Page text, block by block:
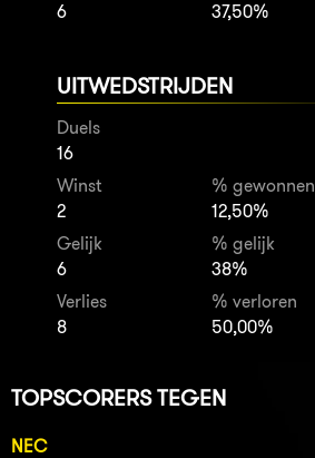
6
37,50%
UITWEDSTRIJDEN
Duels
16
Winst
2
% gewonnen
12,50%
Gelijk
6
% gelijk
38%
Verlies
8
% verloren
50,00%
TOPSCORERS TEGEN
NEC